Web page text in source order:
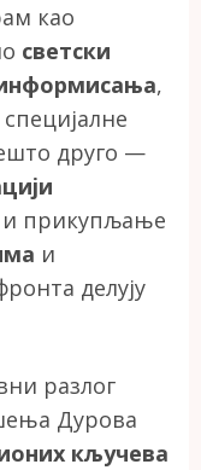
као
светски
,
друго —
и прикупљање
и
делују
разлог
Дурова
кључева